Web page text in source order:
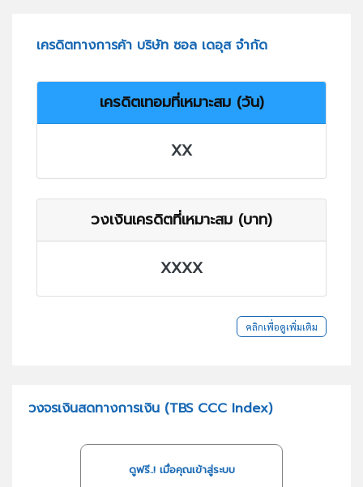
เครดิตทางการค้า บริษัท ซอล เดอุส จำกัด
เครดิตเทอมที่เหมาะสม (วัน)
XX
วงเงินเครดิตที่เหมาะสม (บาท)
XXXX
คลิกเพื่อดูเพิ่มเติม
วงจรเงินสดทางการเงิน (TBS CCC Index)
ดูฟรี..! เมื่อคุณเข้าสู่ระบบ